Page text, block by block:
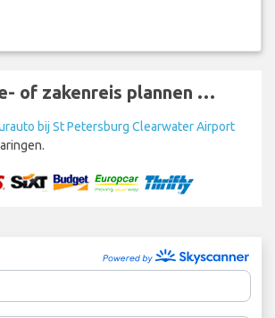
of zakenreis plannen …
bij St Petersburg Clearwater Airport